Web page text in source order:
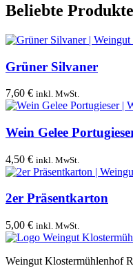
Beliebte Produkte
Grüner Silvaner
7,60 € inkl. MwSt.
Wein Gelee
4,50 € inkl. MwSt.
2er Präsentkarton
5,00 € inkl. MwSt.
Weingut Klostermühlenhof